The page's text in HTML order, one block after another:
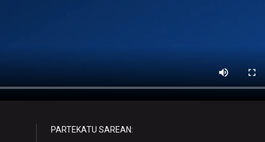
PARTEKATU SAREAN: